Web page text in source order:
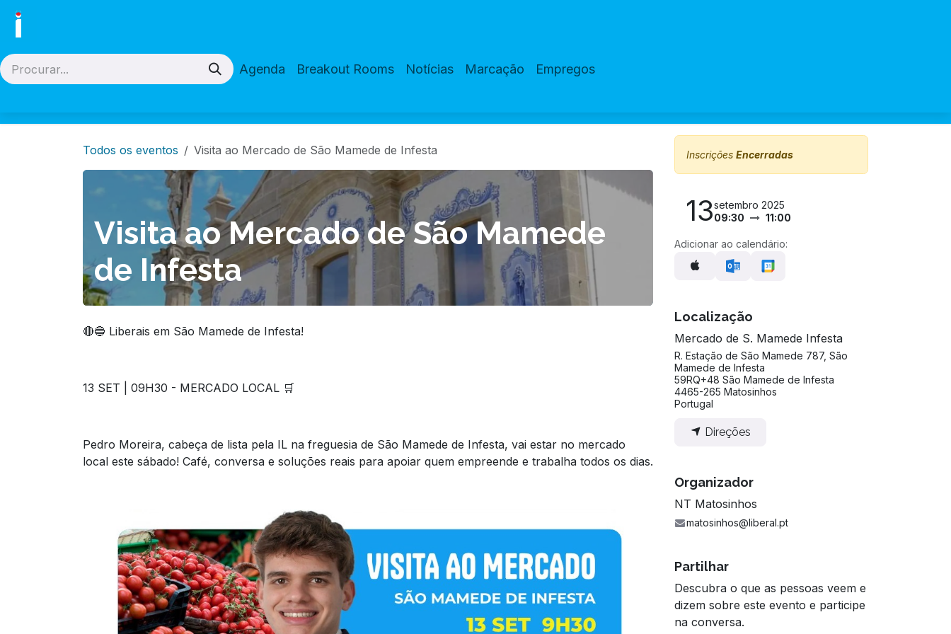
Skip to Content
Agenda Breakout Rooms Notícias Marcação Empregos
Todos os eventos Visita ao Mercado de São Mamede de Infesta
Visita ao Mercado de São Mamede
de Infesta
🔴🔵 Liberais em São Mamede de Infesta!
13 SET | 09H30 - MERCADO LOCAL 🛒
Pedro Moreira, cabeça de lista pela IL na freguesia de São Mamede de Infesta, vai estar no mercado
local este sábado! Café, conversa e soluções reais para apoiar quem empreende e trabalha todos os dias.
Inscrições Encerradas
13setembro 2025
09:30
11:00
Adicionar ao calendário:
Localização
Mercado de S. Mamede Infesta
R. Estação de São Mamede 787, São
Mamede de Infesta
59RQ+48 São Mamede de Infesta
4465-265 Matosinhos
Portugal
Direções
Organizador
NT Matosinhos
matosinhos@liberal.pt
Partilhar
Descubra o que as pessoas veem e
dizem sobre este evento e participe
na conversa.